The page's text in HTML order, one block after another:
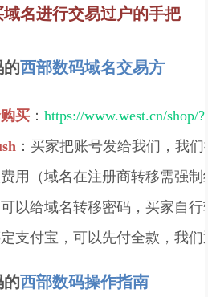
名进行交易过户的手把
的西部数码域名交易方
买 ：https://www.west.cn/shop/
：买家把账号发给我们，我
用（域名在注册商转移需强
以给域名转移密码，买家自
支付宝，可以先付全款，我们
的西部数码操作指南